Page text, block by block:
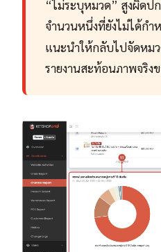
“ไม่ระบุหมวด” สูงผิดป
จำนวนหนึ่งที่ยังไม่ได้กำ
แนะนำให้กลับไปจัดหม
รายงานสะท้อนภาพจริง